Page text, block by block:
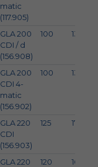
matic
(117.905)
GLA 200
CDI / d
(156.908)
100 136
GLA 200
CDI 4-
matic
(156.902)
100 136
GLA 220
CDI
(156.903)
125 170
GLA 220
120 163